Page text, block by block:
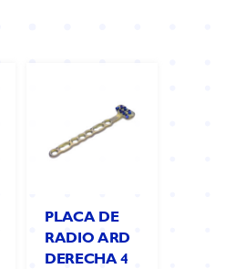
PLACA DE
RADIO ARD
DERECHA 4